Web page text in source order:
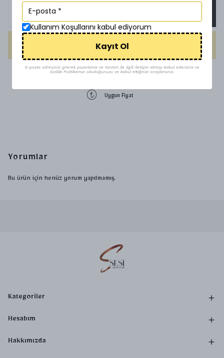
HEMEN AL
1500 TL üzeri ücretsiz kargo
Uygun Fiyat
Yorumlar
Bu ürün için henüz yorum yapılmamış.
Kategoriler
Hesabım
Hakkımızda
Kullanım Koşullarını kabul ediyorum
Kayıt Ol
E-posta adresinizi girerek pazarlama ve tanıtım ile ilgili iletişim almayı kabul edersiniz ve
Gizlilik Politikamızı okuduğunuzu ve kabul ettiğinizi onaylarsınız.